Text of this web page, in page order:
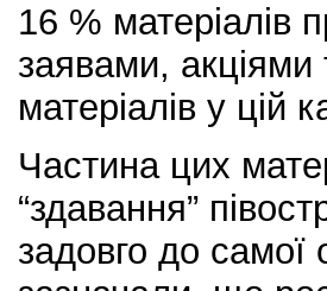
16 % матеріалів
заявами, акціями
матеріалів у цій
Частина цих
“здавання”
задовго до самої